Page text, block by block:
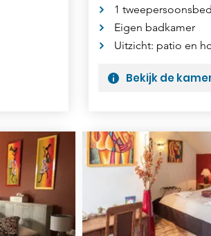
1 tweepersoonsbed
Eigen badkamer
Uitzicht: patio en
Bekijk de